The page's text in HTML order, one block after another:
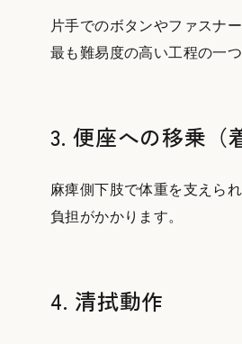
片手でのボタンやファスナ
最も難易度の高い工程の一つ
3. 便座への移乗（
麻痺側下肢で体重を支えら
負担がかかります。
4. 清拭動作